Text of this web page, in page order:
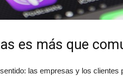
es más que
las empresas y los clientes